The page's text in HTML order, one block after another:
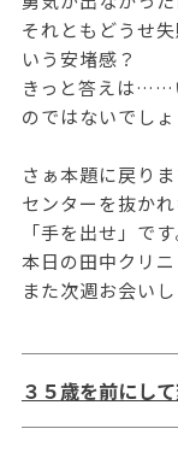
それともどうせ
いう安堵感？
きっと答えは……
のではないでしょ
さぁ本題に戻りま
センターを抜か
「手を出せ」です
本日の田中クリニ
また次週お会いし
３５歳を前にし